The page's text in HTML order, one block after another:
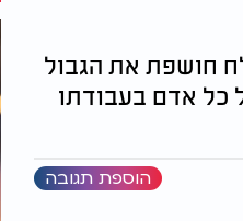
חושפת את הגבול
כל אדם בעבודתו
הוספת תגובה